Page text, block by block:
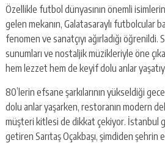
Özellikle futbol dünyasının önemli
gelen mekanın, Galatasaraylı futbolcular
fenomen ve sanatçıyı ağırladığı
sunumları ve nostaljik müzikleriyle öne
hem lezzet hem de keyif dolu anlar
80’lerin efsane şarkılarının yükseldiği
dolu anlar yaşarken, restoranın modern
müşteri kitlesi de dikkat çekiyor. İstanbul
getiren Sarıtaş Oçakbaşı, şimdiden şehrin